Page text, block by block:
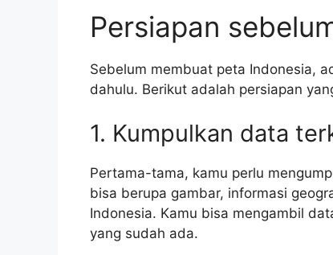
Persiapan
Sebelum membuat peta Indonesia,
dahulu. Berikut adalah persiapan
1. Kumpulkan data
Pertama-tama, kamu perlu
bisa berupa gambar, informasi
Indonesia. Kamu bisa mengambil
yang sudah ada.